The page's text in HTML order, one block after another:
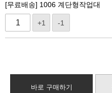
[무료배송] 1006 계단형작업대
+1 -1
바로 구매하기